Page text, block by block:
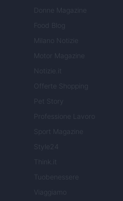
Donne Magazine
Food Blog
Milano Notizie
Motor Magazine
Notizie.it
Offerte Shopping
Pet Story
Professione Lavoro
Sport Magazine
Style24
Think.it
Tuobenessere
Viaggiamo